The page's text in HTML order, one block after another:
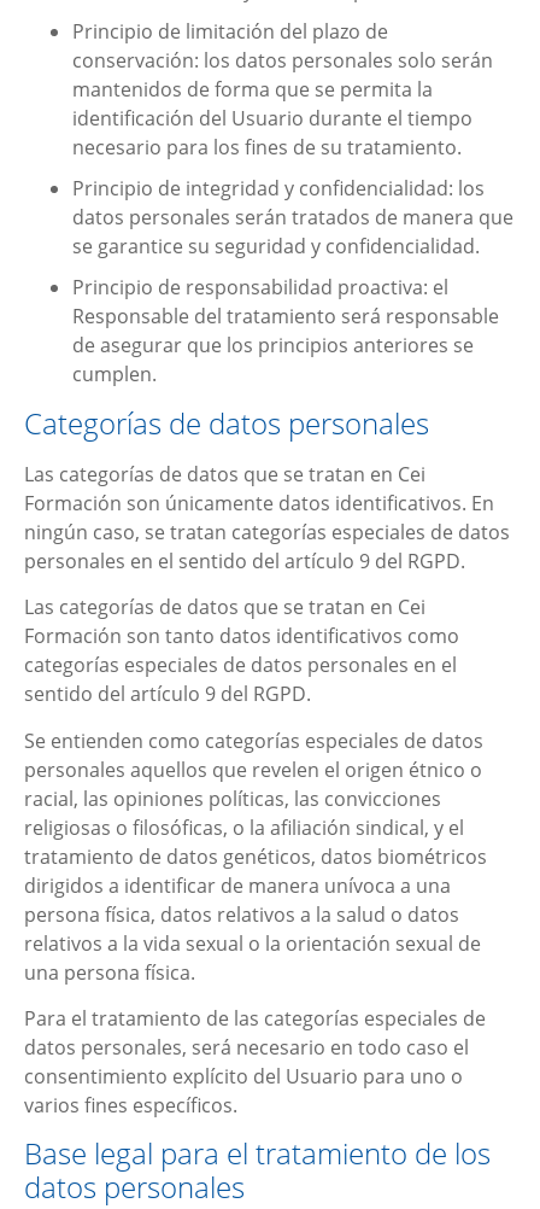
Principio de limitación del plazo de
conservación: los datos personales solo serán
mantenidos de forma que se permita la
identificación del Usuario durante el tiempo
necesario para los fines de su tratamiento.
Principio de integridad y confidencialidad: los
datos personales serán tratados de manera que
se garantice su seguridad y confidencialidad.
Principio de responsabilidad proactiva: el
Responsable del tratamiento será responsable
de asegurar que los principios anteriores se
cumplen.
Categorías de datos personales
Las categorías de datos que se tratan en Cei
Formación son únicamente datos identificativos. En
ningún caso, se tratan categorías especiales de datos
personales en el sentido del artículo 9 del RGPD.
Las categorías de datos que se tratan en Cei
Formación son tanto datos identificativos como
categorías especiales de datos personales en el
sentido del artículo 9 del RGPD.
Se entienden como categorías especiales de datos
personales aquellos que revelen el origen étnico o
racial, las opiniones políticas, las convicciones
religiosas o filosóficas, o la afiliación sindical, y el
tratamiento de datos genéticos, datos biométricos
dirigidos a identificar de manera unívoca a una
persona física, datos relativos a la salud o datos
relativos a la vida sexual o la orientación sexual de
una persona física.
Para el tratamiento de las categorías especiales de
datos personales, será necesario en todo caso el
consentimiento explícito del Usuario para uno o
varios fines específicos.
Base legal para el tratamiento de los
datos personales